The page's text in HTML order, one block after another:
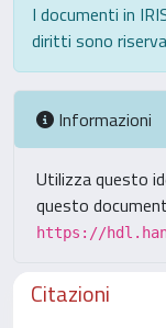
I documenti in
diritti sono
Informazioni
Utilizza questo
questo
https://
Citazioni